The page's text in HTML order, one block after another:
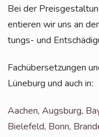
Bei der
en­tie­ren wir uns an
tungs- und
Fach­über­set­zun­gen
Lüne­burg und auch in:
Aachen,Augs­burg,
Bie­le­feld, Bonn,